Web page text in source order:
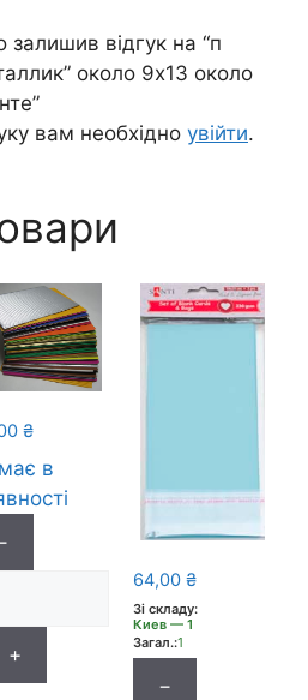
відгук на “п
около 9х13 около
вам необхідно увійти.
₴
в
+
64,00 ₴
Зі складу:
Киев — 1
Загал.:1
−